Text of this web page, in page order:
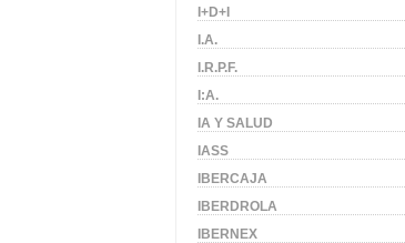
I+D+I
I.A.
I.R.P.F.
I:A.
IA Y SALUD
IASS
IBERCAJA
IBERDROLA
IBERNEX